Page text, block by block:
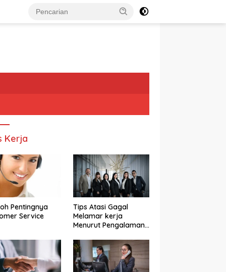
Kerja
Pentingnya
Service
Tips Atasi Gagal
Melamar kerja
Menurut Pengalaman